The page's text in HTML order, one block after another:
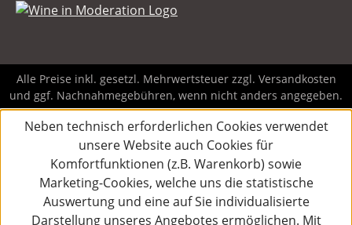
Alle Preise inkl. gesetzl. Mehrwertsteuer zzgl. Versandkosten
und ggf. Nachnahmegebühren, wenn nicht anders angegeben.
Neben technisch erforderlichen Cookies verwendet
unsere Website auch Cookies für
Komfortfunktionen (z.B. Warenkorb) sowie
Marketing-Cookies, welche uns die statistische
Auswertung und eine auf Sie individualisierte
Darstellung unseres Angebotes ermöglichen. Mit